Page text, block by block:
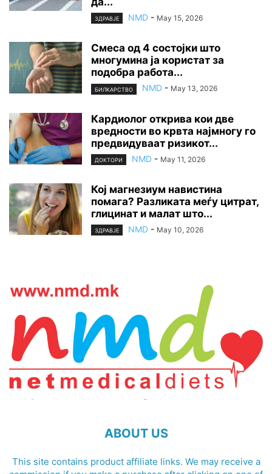
ЗДРАВЈЕ NMD - May 15, 2026
Смеса од 4 состојки што
многумина ја користат за
подобра работа...
БИЛКАРСТВО NMD - May 13, 2026
Кардиолог открива кои две
вредности во крвта најмногу го
предвидуваат ризикот...
ДОКТОРИ NMD - May 11, 2026
Кој магнезиум навистина
помага? Разликата меѓу цитрат,
глицинат и малат што...
ЗДРАВЈЕ NMD - May 10, 2026
ABOUT US
This site contains product affiliate links. We may receive a